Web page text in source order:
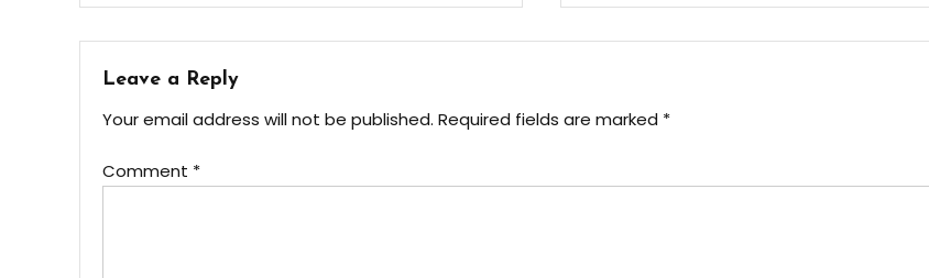
Leave a Reply
Your email address will not be published. Required fields are marked *
Comment *